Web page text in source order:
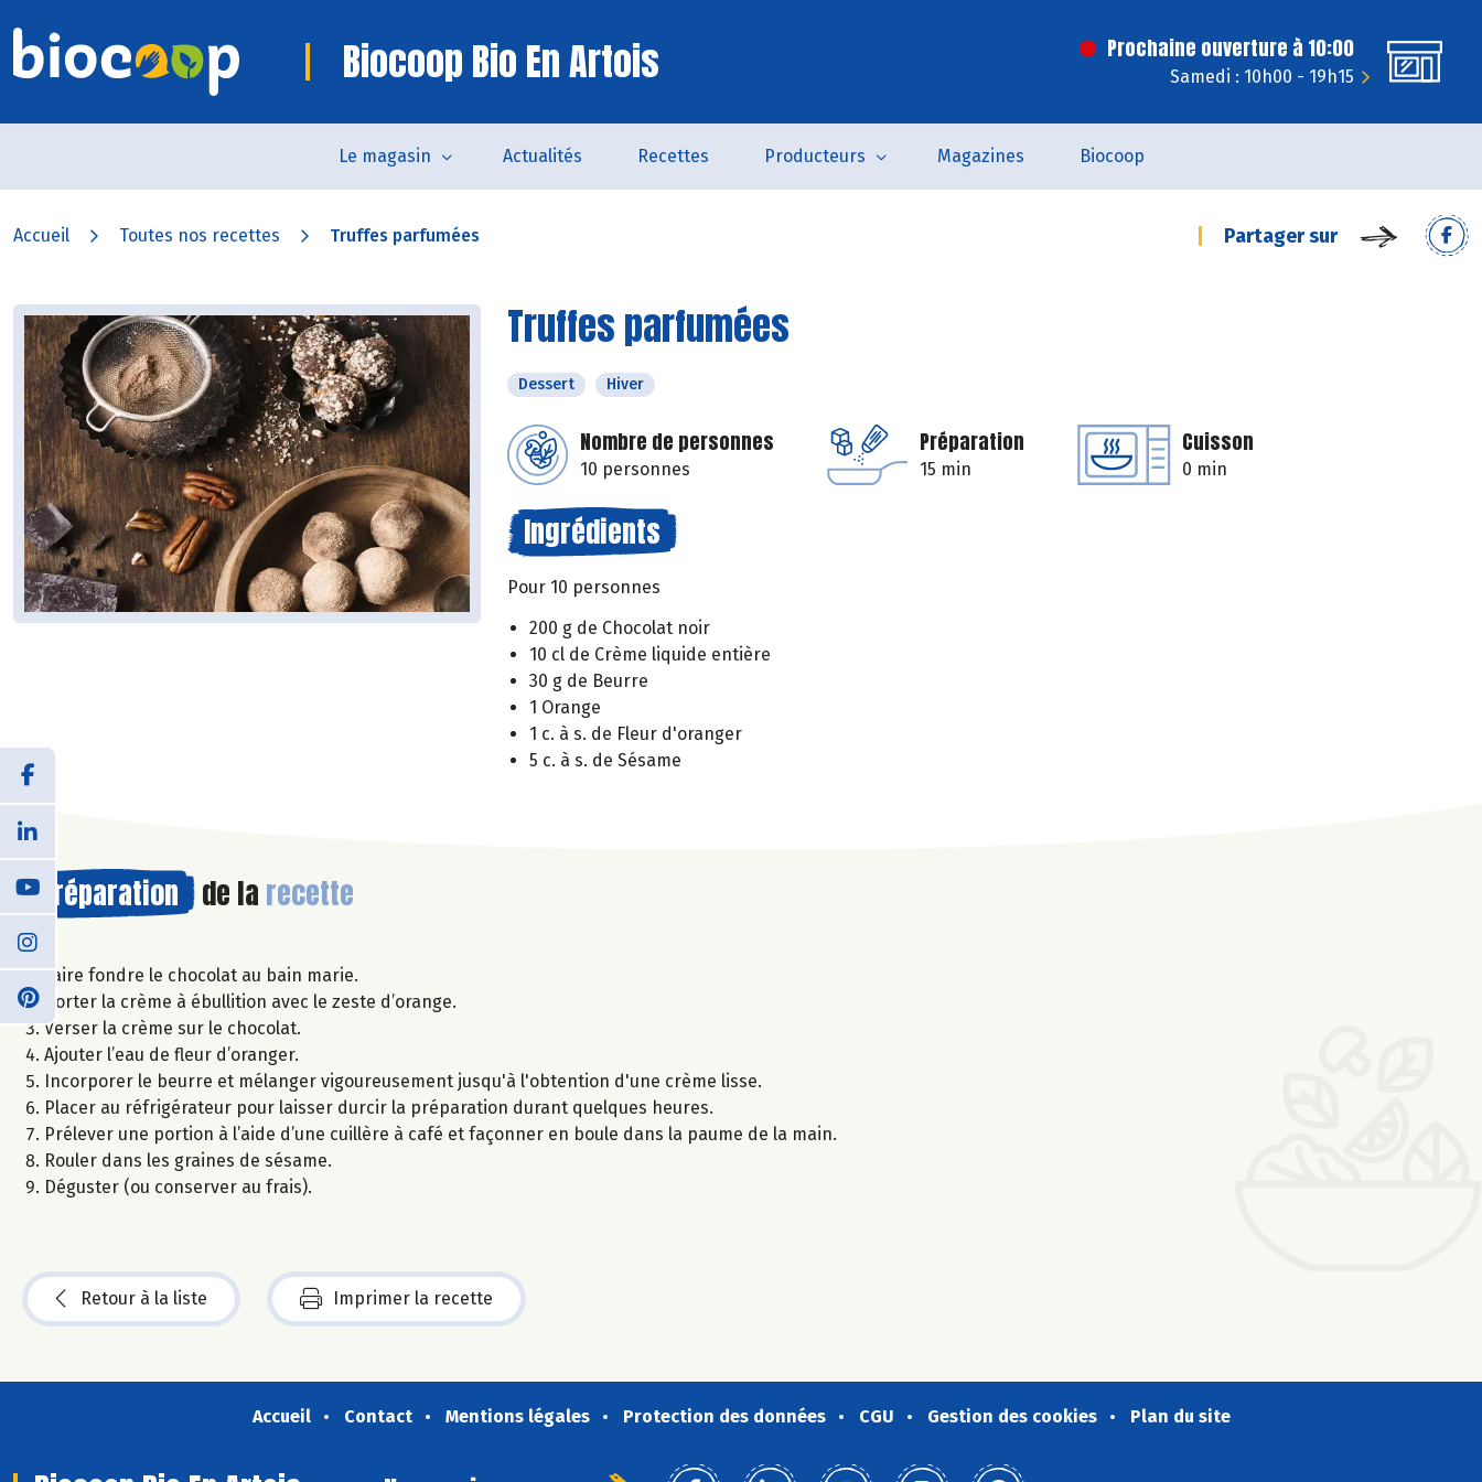
Biocoop Bio En Artois Prochaine ouverture à 10:00
Samedi : 10h00 - 19h15
Le magasin Actualités Recettes Producteurs Magazines Biocoop
Accueil Toutes nos recettes Truffes parfumées Partager sur
Truffes parfumées
Dessert Hiver
Nombre de personnes
10 personnes
Préparation
15 min
Cuisson
0 min
Ingrédients
Pour 10 personnes
200 g de Chocolat noir
10 cl de Crème liquide entière
30 g de Beurre
1 Orange
1 c. à s. de Fleur d'oranger
5 c. à s. de Sésame
Préparation de la recette
Faire fondre le chocolat au bain marie.
Porter la crème à ébullition avec le zeste d’orange.
Verser la crème sur le chocolat.
Ajouter l’eau de fleur d’oranger.
Incorporer le beurre et mélanger vigoureusement jusqu'à l'obtention d'une crème lisse.
Placer au réfrigérateur pour laisser durcir la préparation durant quelques heures.
Prélever une portion à l’aide d’une cuillère à café et façonner en boule dans la paume de la main.
Rouler dans les graines de sésame.
Déguster (ou conserver au frais).
Retour à la liste Imprimer la recette
Accueil Contact Mentions légales Protection des données CGU Gestion des cookies Plan du site